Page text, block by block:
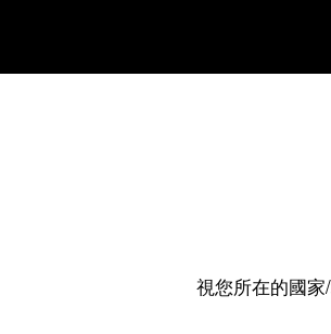
視您所在的國家